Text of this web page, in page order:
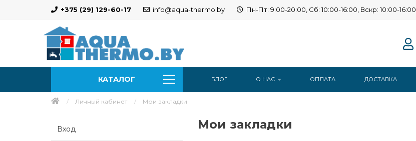
+375 (29) 129-60-17 info@aqua-thermo.by Пн-Пт: 9:00-20:00, Сб: 10:00-16:00, Вскр: 10:00-16:00
КАТАЛОГ БЛОГ О НАС ОПЛАТА ДОСТАВКА
Личный кабинет Мои закладки
Вход Мои закладки